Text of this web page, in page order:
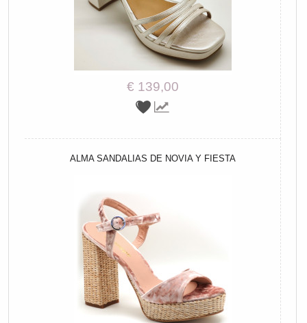
€ 139,00
ALMA SANDALIAS DE NOVIA Y FIESTA